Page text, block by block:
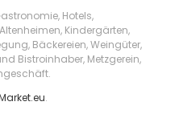
Hotels,
Kindergärten,
Bäckereien, Weingüter,
Bistroinhaber, Metzgerein,
.